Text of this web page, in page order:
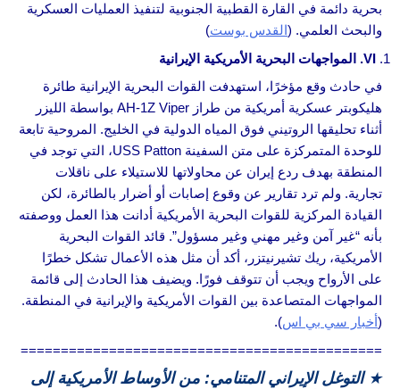
بحرية دائمة في القارة القطبية الجنوبية لتنفيذ العمليات العسكرية
والبحث العلمي. (القدس بوست)
VI. المواجهات البحرية الأمريكية الإيرانية
في حادث وقع مؤخرًا، استهدفت القوات البحرية الإيرانية طائرة
هليكوبتر عسكرية أمريكية من طراز AH-1Z Viper بواسطة الليزر
أثناء تحليقها الروتيني فوق المياه الدولية في الخليج. المروحية تابعة
للوحدة المتمركزة على متن السفينة USS Patton، التي توجد في
المنطقة بهدف ردع إيران عن محاولاتها للاستيلاء على ناقلات
تجارية. ولم ترد تقارير عن وقوع إصابات أو أضرار بالطائرة، لكن
القيادة المركزية للقوات البحرية الأمريكية أدانت هذا العمل ووصفته
بأنه “غير آمن وغير مهني وغير مسؤول”. قائد القوات البحرية
الأمريكية، ريك تشيرنيتزر، أكد أن مثل هذه الأعمال تشكل خطرًا
على الأرواح ويجب أن تتوقف فورًا. ويضيف هذا الحادث إلى قائمة
المواجهات المتصاعدة بين القوات الأمريكية والإيرانية في المنطقة.
(أخبار سي بي اس).
=============================================
★التوغل الإيراني المتنامي: من الأوساط الأمريكية إلى